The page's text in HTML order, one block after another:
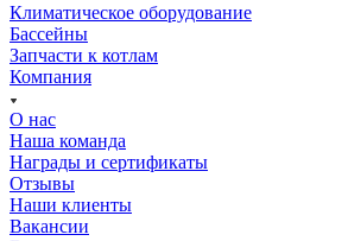
Климатическое оборудование
Бассейны
Запчасти к котлам
Компания
О нас
Наша команда
Награды и сертификаты
Отзывы
Наши клиенты
Вакансии